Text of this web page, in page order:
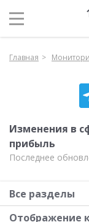
Главная
Изменения в
прибыль
Последнее
Все разделы
Отображение